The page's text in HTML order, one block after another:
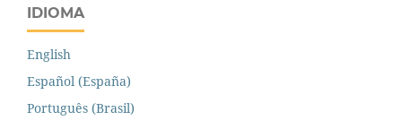
IDIOMA
English
Español (España)
Português (Brasil)